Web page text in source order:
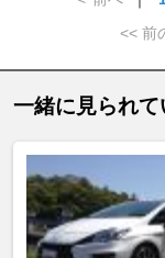
<< 前
一緒に見られ